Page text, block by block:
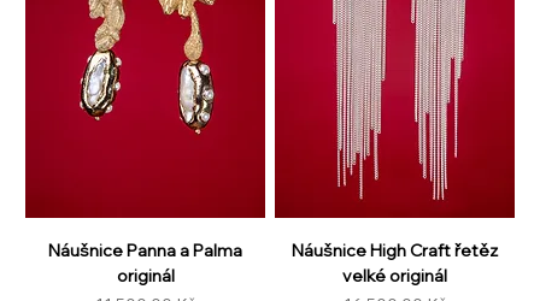
Náušnice Panna a Palma
originál
Náušnice High Craft řetěz
velké originál